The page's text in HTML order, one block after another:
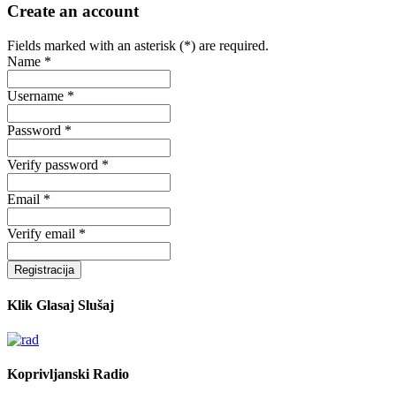
Create an account
Fields marked with an asterisk (*) are required.
Name *
Username *
Password *
Verify password *
Email *
Verify email *
Registracija
Klik Glasaj Slušaj
Koprivljanski Radio